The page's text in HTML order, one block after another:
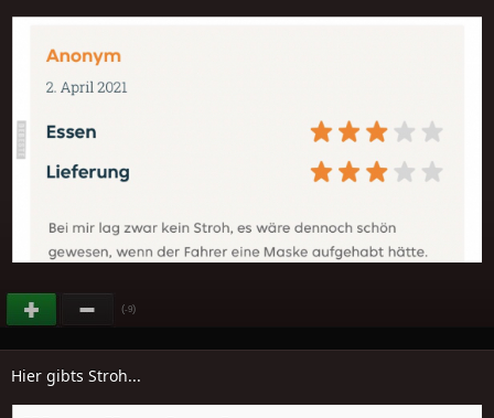
(-9)
Hier gibts Stroh...